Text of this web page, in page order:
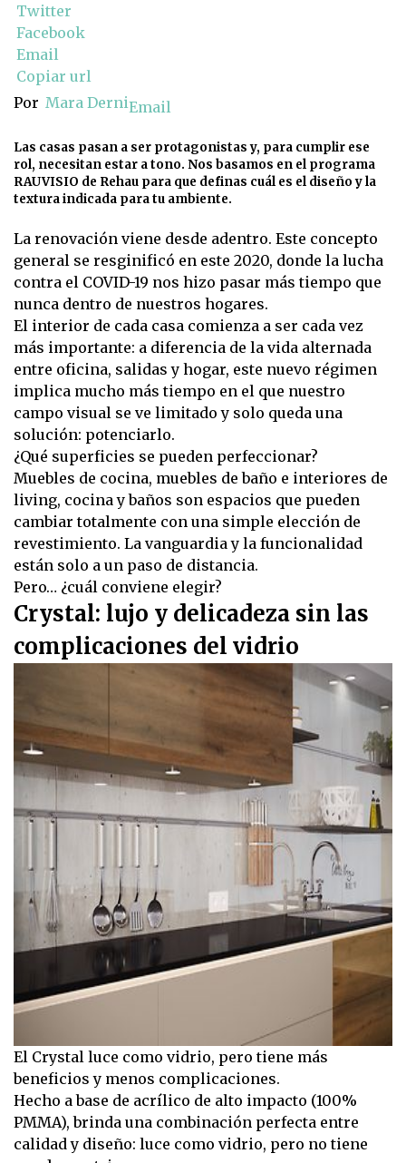
Twitter
Facebook
Email
Copiar url
Por Mara DerniEmail
Las casas pasan a ser protagonistas y, para cumplir ese
rol, necesitan estar a tono. Nos basamos en el programa
RAUVISIO de Rehau para que definas cuál es el diseño y la
textura indicada para tu ambiente.
La renovación viene desde adentro. Este concepto
general se resginificó en este 2020, donde la lucha
contra el COVID-19 nos hizo pasar más tiempo que
nunca dentro de nuestros hogares.
El interior de cada casa comienza a ser cada vez
más importante: a diferencia de la vida alternada
entre oficina, salidas y hogar, este nuevo régimen
implica mucho más tiempo en el que nuestro
campo visual se ve limitado y solo queda una
solución: potenciarlo.
¿Qué superficies se pueden perfeccionar?
Muebles de cocina, muebles de baño e interiores de
living, cocina y baños son espacios que pueden
cambiar totalmente con una simple elección de
revestimiento. La vanguardia y la funcionalidad
están solo a un paso de distancia.
Pero… ¿cuál conviene elegir?
Crystal: lujo y delicadeza sin las
complicaciones del vidrio
El Crystal luce como vidrio, pero tiene más
beneficios y menos complicaciones.
Hecho a base de acrílico de alto impacto (100%
PMMA), brinda una combinación perfecta entre
calidad y diseño: luce como vidrio, pero no tiene